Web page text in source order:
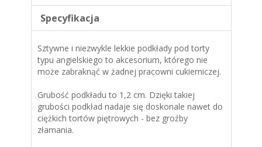
Specyfikacja
Sztywne i niezwykle lekkie podkłady pod torty
typu angielskiego to akcesorium, którego nie
może zabraknąć w żadnej pracowni cukierniczej.
Grubość podkładu to 1,2 cm. Dzięki takiej
grubości podkład nadaje się doskonale nawet do
ciężkich tortów piętrowych - bez groźby
złamania.